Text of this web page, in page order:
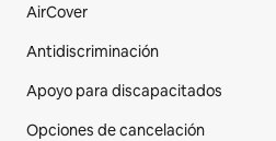
AirCover
Antidiscriminación
Apoyo para discapacitados
Opciones de cancelación